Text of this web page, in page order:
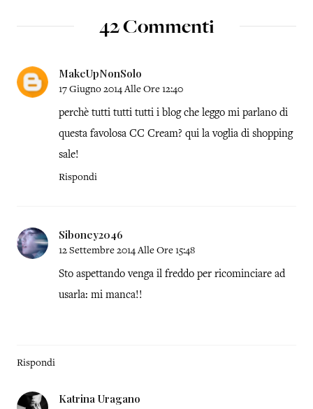
42 Commenti
MakeUpNonSolo
17 Giugno 2014 Alle Ore 12:40
perchè tutti tutti tutti i blog che leggo mi parlano di
questa favolosa CC Cream? qui la voglia di shopping
sale!
Rispondi
Siboney2046
12 Settembre 2014 Alle Ore 15:48
Sto aspettando venga il freddo per ricominciare ad
usarla: mi manca!!
Rispondi
Katrina Uragano